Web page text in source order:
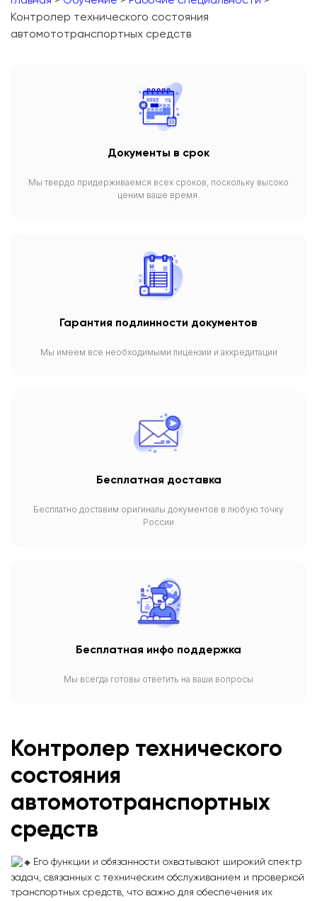
Контролер технического состояния
автомототранспортных средств
Документы в срок
Мы твердо придерживаемся всех сроков, поскольку высоко
ценим ваше время.
Гарантия подлинности документов
Мы имеем все необходимыми лицензии и аккредитации
Бесплатная доставка
Бесплатно доставим оригиналы документов в любую точку
России
Бесплатная инфо поддержка
Мы всегда готовы ответить на ваши вопросы
Контролер технического
состояния
автомототранспортных
средств
Его функции и обязанности охватывают широкий спектр
задач, связанных с техническим обслуживанием и проверкой
транспортных средств, что важно для обеспечения их